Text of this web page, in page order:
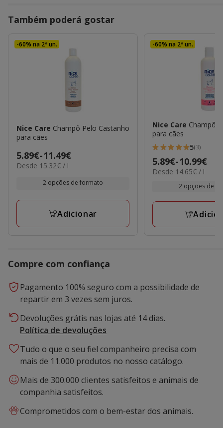
Também poderá gostar
-60% na 2ª un.
Nice Care Champô Pelo Castanho
para cães
Preço
de
11.49€
5.89€-11.49€
15.32€
Desde 15.32€ / l
2 opções de formato
Adicionar
-60% na 2ª un.
Nice Care Champô
para cães
5
estrelas
com
avaliações
5(3)
Preço
de
5.89€-10.99€
14.65€
Desde 14.65€ / l
2 opções de
Compre com confiança
Pagamento 100% seguro com a possibilidade de
repartir em 3 vezes sem juros.
Devoluções grátis nas lojas até 14 dias.
Política de devoluções
Tudo o que o seu fiel companheiro precisa com
mais de 11.000 produtos no nosso catálogo.
Mais de 300.000 clientes satisfeitos e animais de
companhia satisfeitos.
Comprometidos com o bem-estar dos animais.